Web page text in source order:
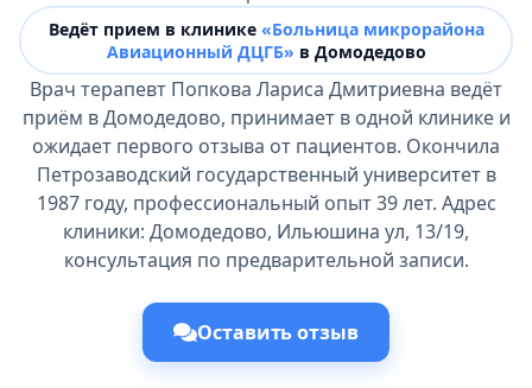
Ведёт прием в клинике «Больница микрорайона
Авиационный ДЦГБ» в Домодедово
Врач терапевт Попкова Лариса Дмитриевна ведёт
приём в Домодедово, принимает в одной клинике и
ожидает первого отзыва от пациентов. Окончила
Петрозаводский государственный университет в
1987 году, профессиональный опыт 39 лет. Адрес
клиники: Домодедово, Ильюшина ул, 13/19,
консультация по предварительной записи.
Оставить отзыв